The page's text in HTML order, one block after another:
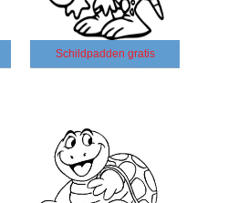
Schildpadden gratis